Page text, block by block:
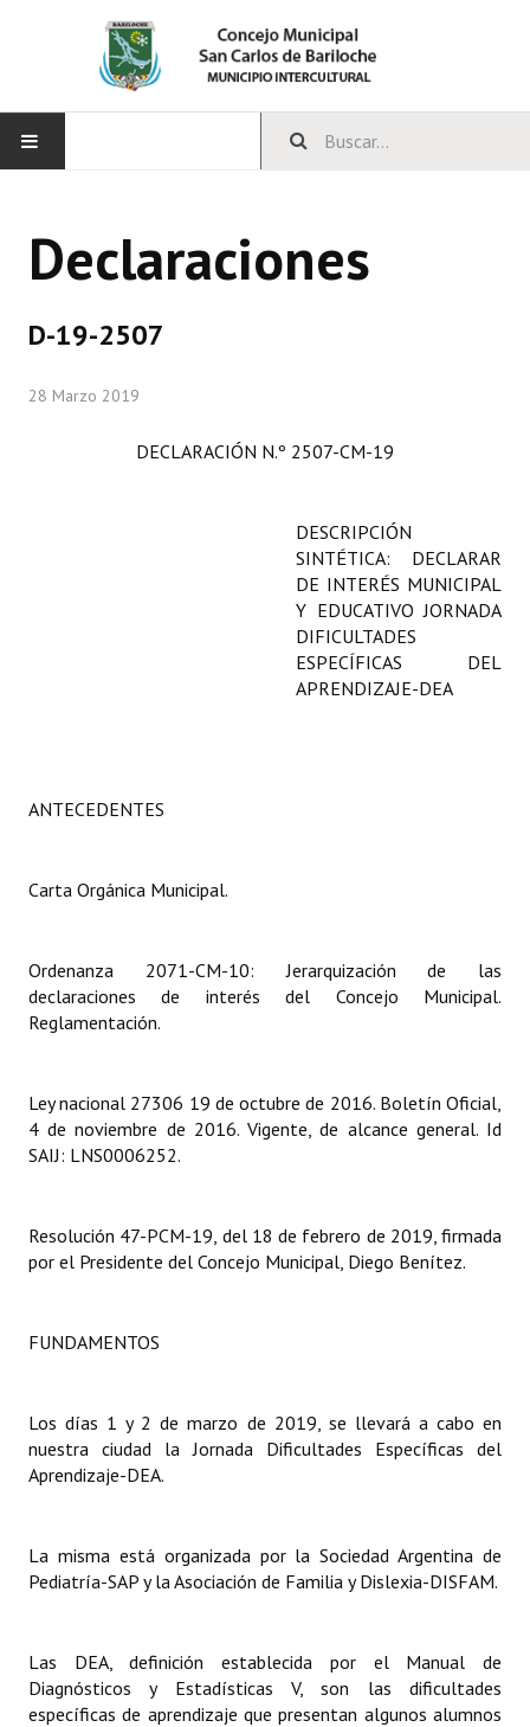
CONCEJO
Comisiones Especiales
Reglamento Interno
Organigrama
DOCUMENTOS
Informes de Gestión
Dictámenes Asesoría Letrada
Actas de Sesión
Ejecución Presupuestaria
NORMATIVA
Declaraciones
Resoluciones de Presidencia
Antiguos Pobladores
Noticias Destacadas
Declaraciones
D-19-2507
28 Marzo 2019
DECLARACIÓN N.º 2507-CM-19
DESCRIPCIÓN
SINTÉTICA: DECLARAR
DE INTERÉS MUNICIPAL
Y EDUCATIVO JORNADA
DIFICULTADES
ESPECÍFICAS DEL
APRENDIZAJE-DEA
ANTECEDENTES
Carta Orgánica Municipal.
Ordenanza 2071-CM-10: Jerarquización de las
declaraciones de interés del Concejo Municipal.
Reglamentación.
Ley nacional 27306 19 de octubre de 2016. Boletín Oficial,
4 de noviembre de 2016. Vigente, de alcance general. Id
SAIJ: LNS0006252.
Resolución 47-PCM-19, del 18 de febrero de 2019, firmada
por el Presidente del Concejo Municipal, Diego Benítez.
FUNDAMENTOS
Los días 1 y 2 de marzo de 2019, se llevará a cabo en
nuestra ciudad la Jornada Dificultades Específicas del
Aprendizaje-DEA.
La misma está organizada por la Sociedad Argentina de
Pediatría-SAP y la Asociación de Familia y Dislexia-DISFAM.
Las DEA, definición establecida por el Manual de
Diagnósticos y Estadísticas V, son las dificultades
específicas de aprendizaje que presentan algunos alumnos